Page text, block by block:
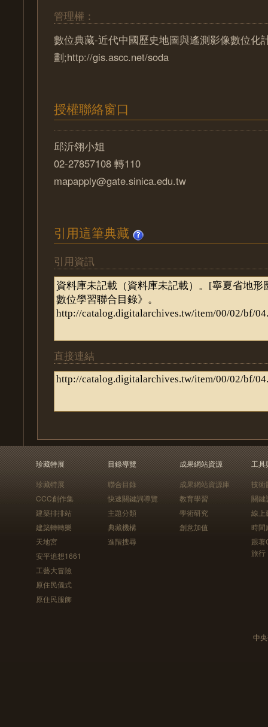
管理權：
數位典藏-近代中國歷史地圖與遙測影像數位化
劃;http://gis.ascc.net/soda
授權聯絡窗口
邱沂翎小姐
02-27857108 轉110
mapapply@gate.sinica.edu.tw
引用這筆典藏
引用資訊
直接連結
珍藏特展
珍藏特展
CCC創作集
建築排排站
建築轉轉樂
天地宮
安平追想1661
工藝大冒險
原住民儀式
原住民服飾
目錄導覽
聯合目錄
快速關鍵詞導覽
主題分類
典藏機構
進階搜尋
成果網站資源
成果網站資源庫
教育學習
學術研究
創意加值
工具
技術
關鍵
線上
時間
跟
旅行
中